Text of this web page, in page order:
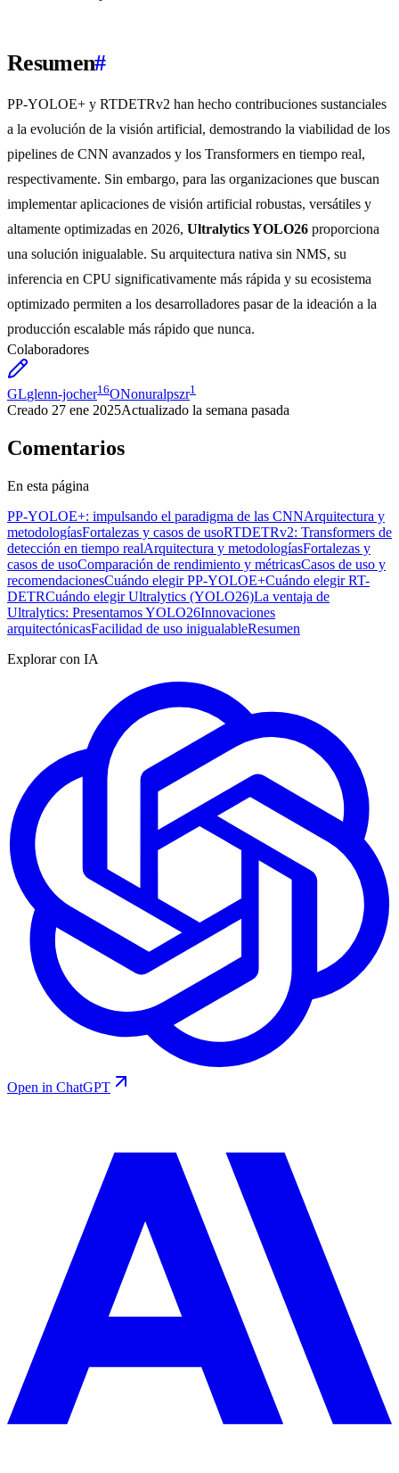
Resumen#
PP-YOLOE+ y RTDETRv2 han hecho contribuciones sustanciales
a la evolución de la visión artificial, demostrando la viabilidad de los
pipelines de CNN avanzados y los Transformers en tiempo real,
respectivamente. Sin embargo, para las organizaciones que buscan
implementar aplicaciones de visión artificial robustas, versátiles y
altamente optimizadas en 2026, Ultralytics YOLO26 proporciona
una solución inigualable. Su arquitectura nativa sin NMS, su
inferencia en CPU significativamente más rápida y su ecosistema
optimizado permiten a los desarrolladores pasar de la ideación a la
producción escalable más rápido que nunca.
Colaboradores
GLglenn-jocher16ONonuralpszr1
Creado 27 ene 2025Actualizado la semana pasada
Comentarios
En esta página
PP-YOLOE+: impulsando el paradigma de las CNNArquitectura y
metodologíasFortalezas y casos de usoRTDETRv2: Transformers de
detección en tiempo realArquitectura y metodologíasFortalezas y
casos de usoComparación de rendimiento y métricasCasos de uso y
recomendacionesCuándo elegir PP-YOLOE+Cuándo elegir RT-
DETRCuándo elegir Ultralytics (YOLO26)La ventaja de
Ultralytics: Presentamos YOLO26Innovaciones
arquitectónicasFacilidad de uso inigualableResumen
Explorar con IA
Open in ChatGPT